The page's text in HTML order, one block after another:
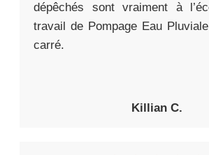
dépêchés sont vraiment à
travail de Pompage Eau
carré.
Killian C.